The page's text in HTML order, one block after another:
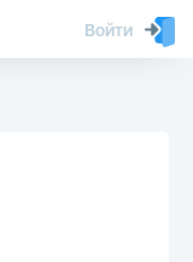
Войти